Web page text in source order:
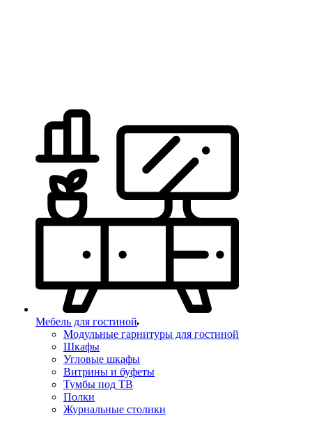
Мебель для гостиной
Модульные гарнитуры для гостиной
Шкафы
Угловые шкафы
Витрины и буфеты
Тумбы под ТВ
Полки
Журнальные столики